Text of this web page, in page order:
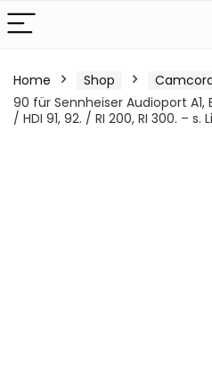
Home Shop
90 für Sennheiser Audioport A1,
/ HDI 91, 92. / RI 200, RI 300. – s.